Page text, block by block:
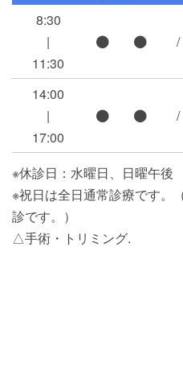
8:30
|
11:30
/
14:00
|
17:00
/
※休診日：水曜日、日曜午後
※祝日は全日通常診療です。
診です。）
△手術・トリミング.